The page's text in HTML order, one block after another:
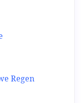
Regen